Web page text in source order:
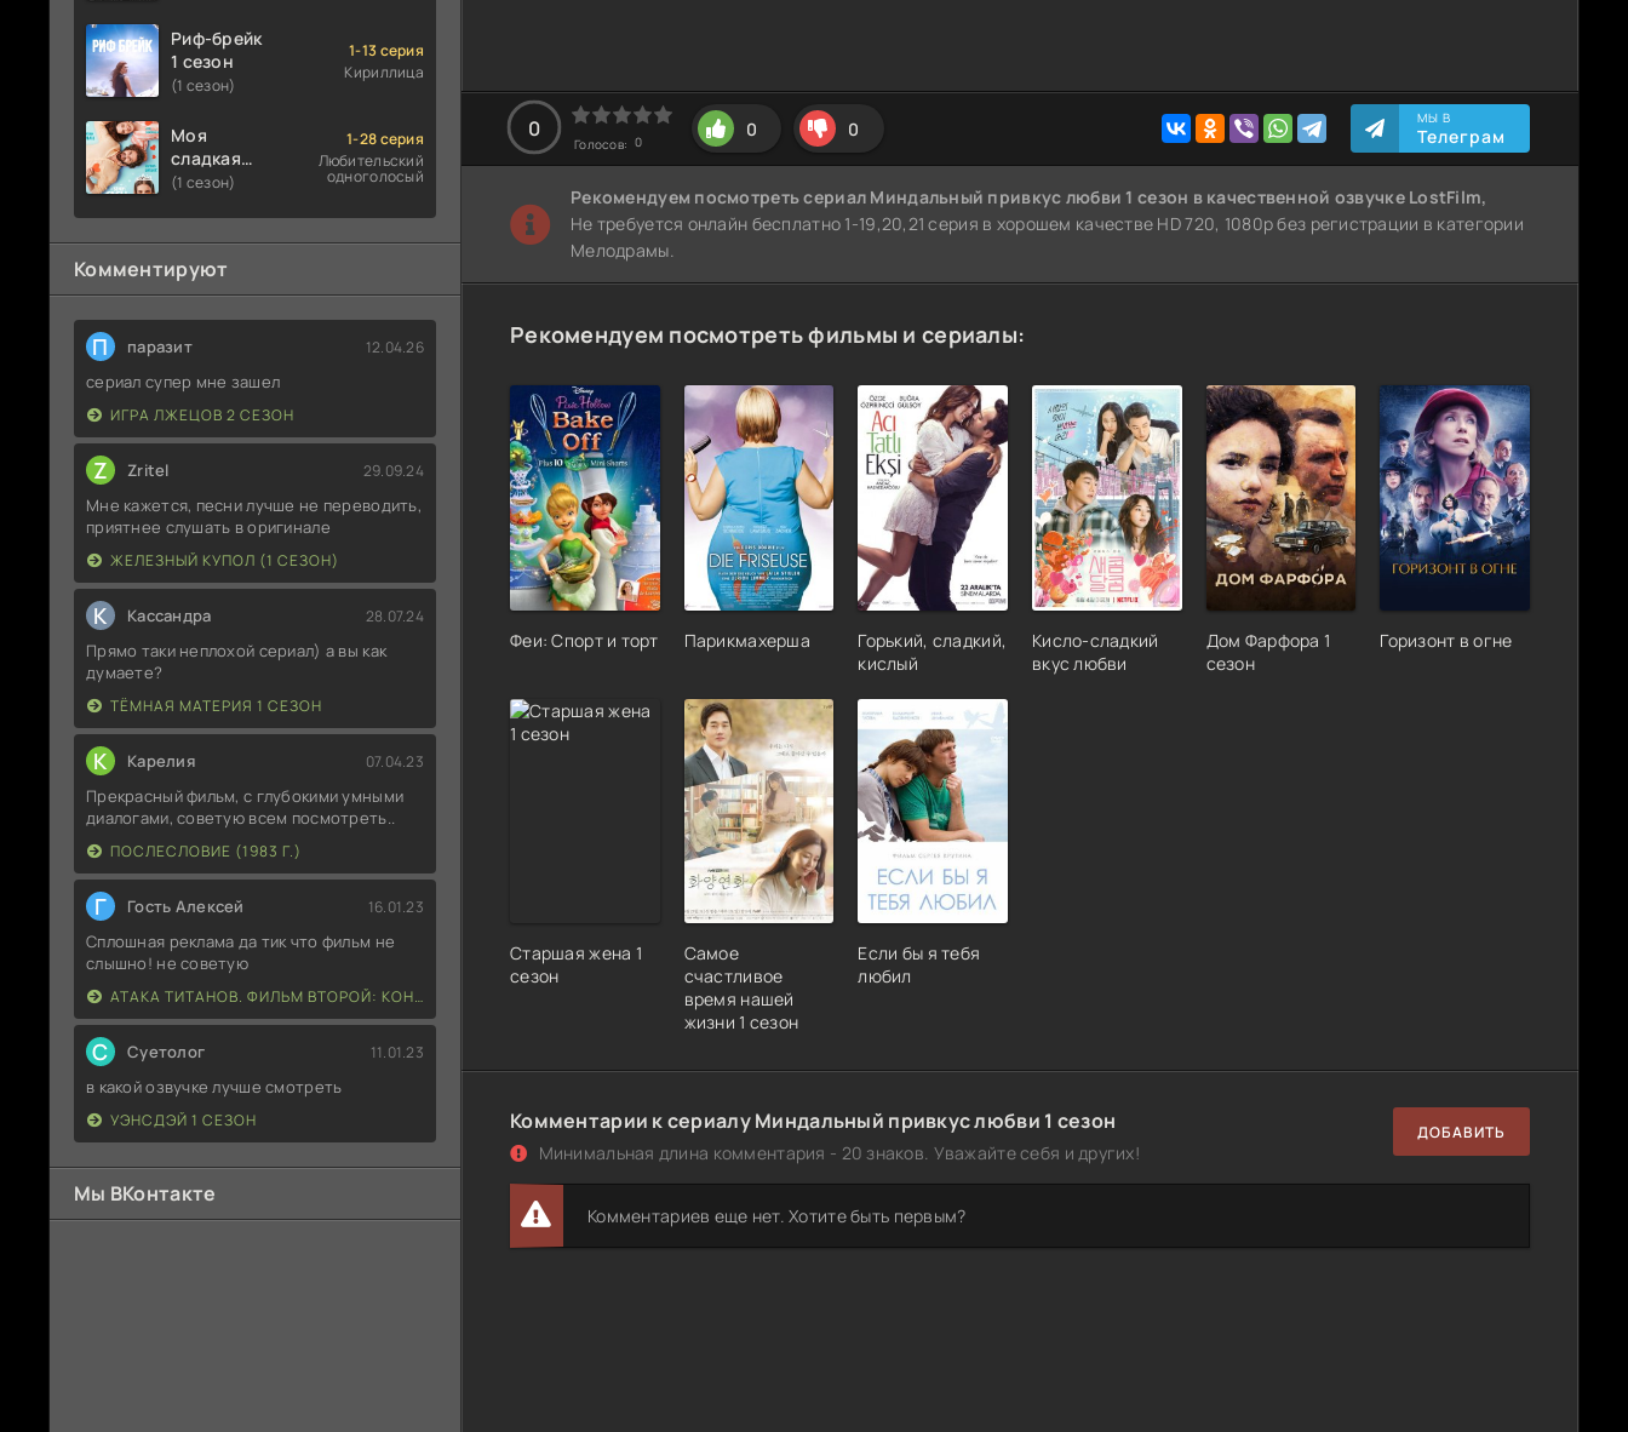
Риф-брейк
1 сезон
(1 сезон)
1-13 серия
Кириллица
Моя
сладкая
ложь 1
(1 сезон)
1-28 серия
Любительский
одноголосый
Комментируют
П паразит 12.04.26
сериал супер мне зашел
ИГРА ЛЖЕЦОВ 2 СЕЗОН
Z Zritel 29.09.24
Мне кажется, песни лучше не переводить,
приятнее слушать в оригинале
ЖЕЛЕЗНЫЙ КУПОЛ (1 СЕЗОН)
К Кассандра 28.07.24
Прямо таки неплохой сериал) а вы как
думаете?
ТЁМНАЯ МАТЕРИЯ 1 СЕЗОН
К Карелия 07.04.23
Прекрасный фильм, с глубокими умными
диалогами, советую всем посмотреть..
ПОСЛЕСЛОВИЕ (1983 Г.)
Г Гость Алексей 16.01.23
Сплошная реклама да тик что фильм не
слышно! не советую
АТАКА ТИТАНОВ. ФИЛЬМ ВТОРОЙ: КОНЕЦ СВЕТА
С Суетолог 11.01.23
в какой озвучке лучше смотреть
УЭНСДЭЙ 1 СЕЗОН
Мы ВКонтакте
0
Голосов: 0
0 0 МЫ В
Телеграм
Рекомендуем посмотреть сериал Миндальный привкус любви 1 сезон в качественной озвучке LostFilm,
Не требуется онлайн бесплатно 1-19,20,21 серия в хорошем качестве HD 720, 1080p без регистрации в категории
Мелодрамы.
Рекомендуем посмотреть фильмы и сериалы:
Феи: Спорт и торт Парикмахерша
Горький, сладкий,
кислый
Кисло-сладкий
вкус любви
Дом Фарфора 1
сезон
Горизонт в огне
Старшая жена 1
сезон
Самое
счастливое
время нашей
жизни 1 сезон
Если бы я тебя
любил
Комментарии к сериалу Миндальный привкус любви 1 сезон
Минимальная длина комментария - 20 знаков. Уважайте себя и других!
ДОБАВИТЬ
Комментариев еще нет. Хотите быть первым?